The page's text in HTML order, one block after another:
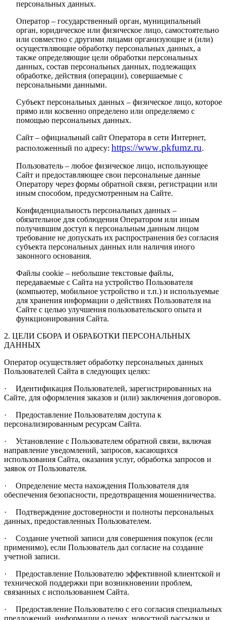
персональных данных.
Оператор – государственный орган, муниципальный
орган, юридическое или физическое лицо, самостоятельно
или совместно с другими лицами организующие и (или)
осуществляющие обработку персональных данных, а
также определяющие цели обработки персональных
данных, состав персональных данных, подлежащих
обработке, действия (операции), совершаемые с
персональными данными.
Субъект персональных данных – физическое лицо, которое
прямо или косвенно определено или определяемо с
помощью персональных данных.
Сайт – официальный сайт Оператора в сети Интернет,
расположенный по адресу: https://www.pkfumz.ru.
Пользователь – любое физическое лицо, использующее
Сайт и предоставляющее свои персональные данные
Оператору через формы обратной связи, регистрации или
иным способом, предусмотренным на Сайте.
Конфиденциальность персональных данных –
обязательное для соблюдения Оператором или иным
получившим доступ к персональным данным лицом
требование не допускать их распространения без согласия
субъекта персональных данных или наличия иного
законного основания.
Файлы cookie – небольшие текстовые файлы,
передаваемые с Сайта на устройство Пользователя
(компьютер, мобильное устройство и т.п.) и используемые
для хранения информации о действиях Пользователя на
Сайте с целью улучшения пользовательского опыта и
функционирования Сайта.
2. ЦЕЛИ СБОРА И ОБРАБОТКИ ПЕРСОНАЛЬНЫХ
ДАННЫХ
Оператор осуществляет обработку персональных данных
Пользователей Сайта в следующих целях:
·
Идентификация Пользователей, зарегистрированных на
Сайте, для оформления заказов и (или) заключения договоров.
·
Предоставление Пользователям доступа к
персонализированным ресурсам Сайта.
·
Установление с Пользователем обратной связи, включая
направление уведомлений, запросов, касающихся
использования Сайта, оказания услуг, обработка запросов и
заявок от Пользователя.
·
Определение места нахождения Пользователя для
обеспечения безопасности, предотвращения мошенничества.
·
Подтверждение достоверности и полноты персональных
данных, предоставленных Пользователем.
·
Создание учетной записи для совершения покупок (если
применимо), если Пользователь дал согласие на создание
учетной записи.
·
Предоставление Пользователю эффективной клиентской и
технической поддержки при возникновении проблем,
связанных с использованием Сайта.
·
Предоставление Пользователю с его согласия специальных
предложений, информации о ценах, новостной рассылки и